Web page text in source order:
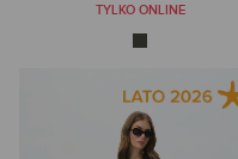
TYLKO ONLINE